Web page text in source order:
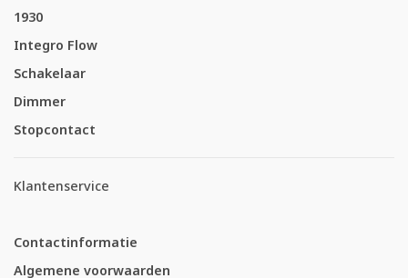
1930
Integro Flow
Schakelaar
Dimmer
Stopcontact
Klantenservice
Contactinformatie
Algemene voorwaarden